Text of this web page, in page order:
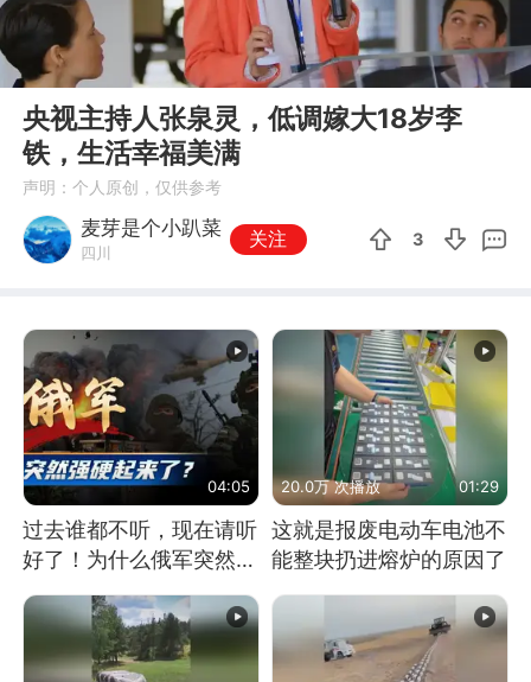
00:00 01:12
央视主持人张泉灵，低调嫁大18岁李
铁，生活幸福美满
声明：个人原创，仅供参考
麦芽是个小趴菜
四川
关注 3
04:05
过去谁都不听，现在请听
好了！为什么俄军突然强
20.0万 次播放 01:29
这就是报废电动车电池不
能整块扔进熔炉的原因了